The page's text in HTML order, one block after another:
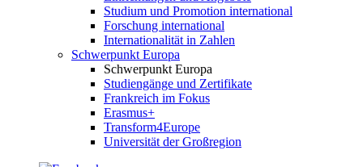
Studium und Promotion international
Forschung international
Internationalität in Zahlen
Schwerpunkt Europa
Schwerpunkt Europa
Studiengänge und Zertifikate
Frankreich im Fokus
Erasmus+
Transform4Europe
Universität der Großregion